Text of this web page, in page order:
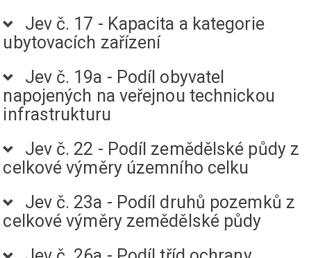
Jev č. 17 - Kapacita a kategorie
ubytovacích zařízení
Jev č. 19a - Podíl obyvatel
napojených na veřejnou technickou
infrastrukturu
Jev č. 22 - Podíl zemědělské půdy z
celkové výměry územního celku
Jev č. 23a - Podíl druhů pozemků z
celkové výměry zemědělské půdy